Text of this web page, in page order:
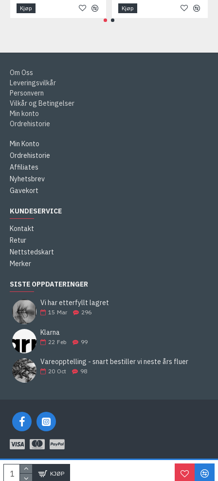
KJØP
Kjøp Kjøp
Om Oss
Leveringsvilkår
Personvern
Vilkår og Betingelser
Min konto
Ordrehistorie
Min Konto
Ordrehistorie
Affiliates
Nyhetsbrev
Gavekort
KUNDESERVICE
Kontakt
Retur
Nettstedskart
Merker
SISTE OPPDATERINGER
Vi har etterfyllt lagret
15 Mar 296
Klarna
22 Feb 99
Vareopptelling - snart bestiller vi neste års fluer
20 Oct 98
KLARNA